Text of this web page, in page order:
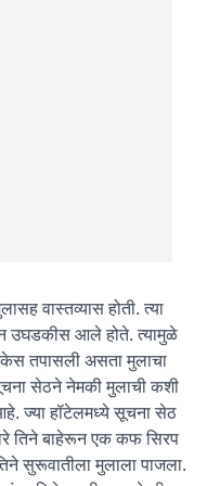
वास्तव्यास होती. त्या
उघडकीस आले होते. त्यामुळे
तपासली असता मुलाचा
सेठने नेमकी मुलाची कशी
ज्या हॉटेलमध्ये सूचना सेठ
तिने बाहेरून एक कफ सिरप
सुरूवातीला मुलाला पाजला.